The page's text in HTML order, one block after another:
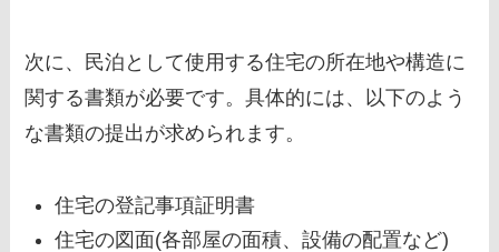
次に、民泊として使用する住宅の所在地や構造に
関する書類が必要です。具体的には、以下のよう
な書類の提出が求められます。
住宅の登記事項証明書
住宅の図面(各部屋の面積、設備の配置など)